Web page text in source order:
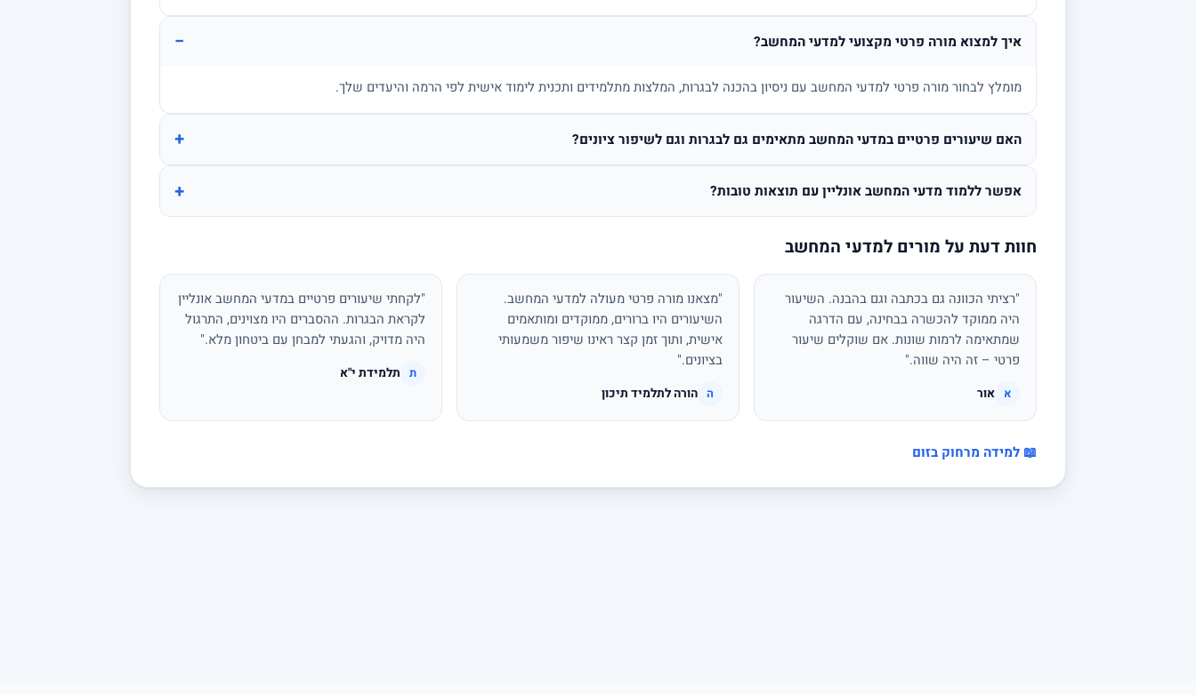
איך למצוא מורה פרטי מקצועי למדעי המחשב? −
מומלץ לבחור מורה פרטי למדעי המחשב עם ניסיון בהכנה לבגרות, המלצות מתלמידים ותכנית לימוד אישית לפי הרמה והיעדים שלך.
האם שיעורים פרטיים במדעי המחשב מתאימים גם לבגרות וגם לשיפור ציונים? +
אפשר ללמוד מדעי המחשב אונליין עם תוצאות טובות? +
חוות דעת על מורים למדעי המחשב
"רציתי הכוונה גם בכתבה וגם בהבנה. השיעור
היה ממוקד להכשרה בבחינה, עם הדרגה
שמתאימה לרמות שונות. אם שוקלים שיעור
פרטי – זה היה שווה."
א אור
"מצאנו מורה פרטי מעולה למדעי המחשב.
השיעורים היו ברורים, ממוקדים ומותאמים
אישית, ותוך זמן קצר ראינו שיפור משמעותי
בציונים."
ה הורה לתלמיד תיכון
"לקחתי שיעורים פרטיים במדעי המחשב אונליין
לקראת הבגרות. ההסברים היו מצוינים, התרגול
היה מדויק, והגעתי למבחן עם ביטחון מלא."
ת תלמידת י"א
📖 למידה מרחוק בזום